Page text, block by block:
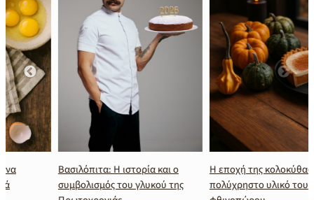
Βασιλόπιτα: Η ιστορία και ο
συμβολισμός του γλυκού της
Η εποχή της κολοκύθας: Το πιο
πολύχρηστο υλικό του